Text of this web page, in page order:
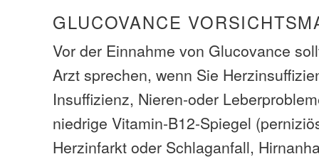
GLUCOVANCE
Vor der Einnahme von Glucovance
Arzt sprechen, wenn Sie
Insuffizienz, Nieren-oder
niedrige Vitamin-B12-Spiegel
Herzinfarkt oder Schlaganfall,